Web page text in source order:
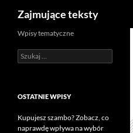
Zajmujące teksty
Wpisy tematyczne
Szukaj:
OSTATNIE WPISY
Kupujesz szambo? Zobacz, co
naprawdę wpływa na wybór